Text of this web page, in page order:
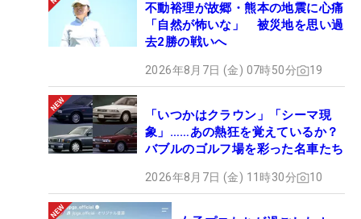
不動裕理が故郷・熊本の地震に心痛
「自然が怖いな」 被災地を思い過
去2勝の戦いへ
2026年8月7日 (金) 07時50分 19
「いつかはクラウン」「シーマ現
象」……あの熱狂を覚えているか？
バブルのゴルフ場を彩った名車たち
2026年8月7日 (金) 11時30分 10